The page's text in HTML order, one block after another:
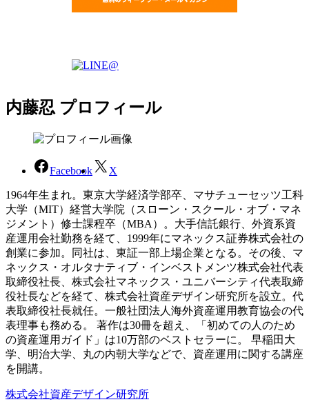
内藤忍 プロフィール
Facebook X
1964年生まれ。東京大学経済学部卒、マサチューセッツ工科
大学（MIT）経営大学院（スローン・スクール・オブ・マネ
ジメント）修士課程卒（MBA）。大手信託銀行、外資系資
産運用会社勤務を経て、1999年にマネックス証券株式会社の
創業に参加。同社は、東証一部上場企業となる。その後、マ
ネックス・オルタナティブ・インベストメンツ株式会社代表
取締役社長、株式会社マネックス・ユニバーシティ代表取締
役社長などを経て、株式会社資産デザイン研究所を設立。代
表取締役社長就任。一般社団法人海外資産運用教育協会の代
表理事も務める。 著作は30冊を超え、「初めての人のため
の資産運用ガイド」は10万部のベストセラーに。 早稲田大
学、明治大学、丸の内朝大学などで、資産運用に関する講座
を開講。
株式会社資産デザイン研究所